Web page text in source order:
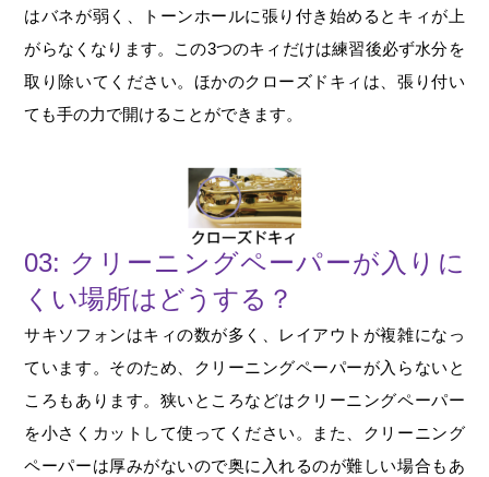
はバネが弱く、トーンホールに張り付き始めるとキィが上
がらなくなります。この3つのキィだけは練習後必ず水分を
取り除いてください。ほかのクローズドキィは、張り付い
ても手の力で開けることができます。
03: クリーニングペーパーが入りに
くい場所はどうする？
サキソフォンはキィの数が多く、レイアウトが複雑になっ
ています。そのため、クリーニングペーパーが入らないと
ころもあります。狭いところなどはクリーニングペーパー
を小さくカットして使ってください。また、クリーニング
ペーパーは厚みがないので奥に入れるのが難しい場合もあ